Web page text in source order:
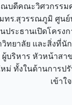
บดีคณะวิศวกรรม
ทร.สุวรรณภูมิ ศูน
ประธานเปิดโคร
ทยาลัย และสิ่งที่
บริหาร หัวหน้าส
ทั้งในด้านการป
เข้าใ